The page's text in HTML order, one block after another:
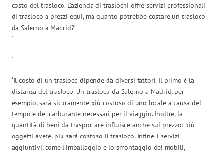
costo del trasloco. L’azienda di traslochi offre servizi professionali
di trasloco a prezzi equi, ma quanto potrebbe costare un trasloco
da Salerno a Madrid?’
‘
‘
‘Il costo di un trasloco dipende da diversi fattori. Il primo è la
distanza del trasloco. Un trasloco da Salerno a Madrid, per
esempio, sarà sicuramente più costoso di uno locale a causa del
tempo e del carburante necessari per il viaggio. Inoltre, la
quantità di beni da trasportare influisce anche sul prezzo: più
oggetti avete, più sarà costoso il trasloco. Infine, i servizi
aggiuntivi, come l’imballaggio e lo smontaggio dei mobili,